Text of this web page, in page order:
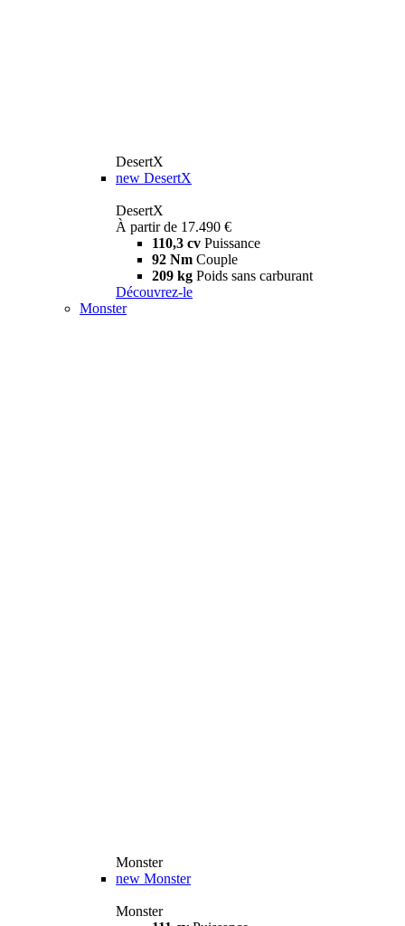
DesertX
new DesertX
DesertX
À partir de 17.490 €
110,3 cv Puissance
92 Nm Couple
209 kg Poids sans carburant
Découvrez-le
Monster
Monster
new Monster
Monster